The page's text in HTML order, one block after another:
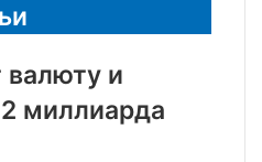
и
миллиарда